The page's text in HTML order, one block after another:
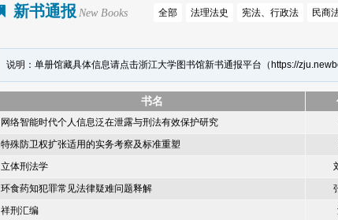
新书通报 New Books 全部 法理法史 宪法、行政法 民商
说明：单册馆藏具体信息请点击浙江大学图书馆新书通报平台（ https://
书名
网络智能时代个人信息泛在泄露与刑法有效保护研究
特殊防卫权扩张适用的实务考察及标准重塑
立体刑法学
环食药知犯罪常见法律疑难问题释解
祥刑汇编